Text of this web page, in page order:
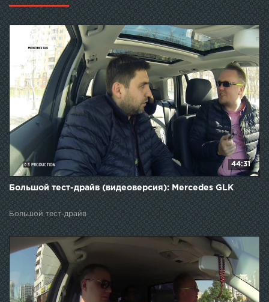
44:31
Большой тест-драйв (видеоверсия): Mercedes GLK
Большой тест-драйв